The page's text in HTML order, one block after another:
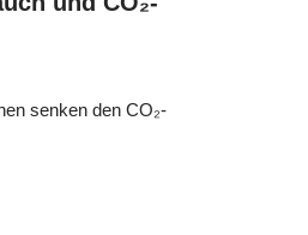
senken den CO₂-